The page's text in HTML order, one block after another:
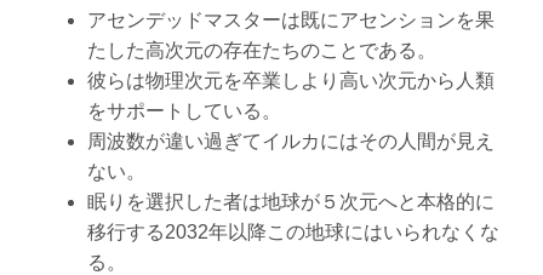
アセンデッドマスターは既にアセンションを果
たした高次元の存在たちのことである。
彼らは物理次元を卒業しより高い次元から人類
をサポートしている。
周波数が違い過ぎてイルカにはその人間が見え
ない。
眠りを選択した者は地球が５次元へと本格的に
移行する2032年以降この地球にはいられなくな
る。